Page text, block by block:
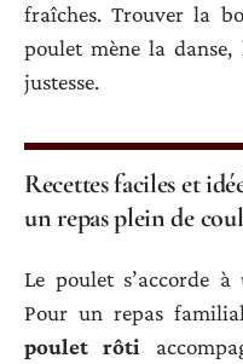
fraîches. Trouver la
poulet mène la danse,
justesse.
Recettes faciles et
un repas plein de
Le poulet s’accorde
Pour un repas
poulet rôti